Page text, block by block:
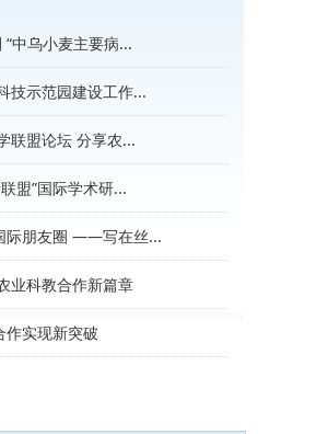
“中乌小麦主要病...
技示范园建设工作...
联盟论坛 分享农...
盟”国际学术研...
际朋友圈 ——写在丝...
业科教合作新篇章
作实现新突破